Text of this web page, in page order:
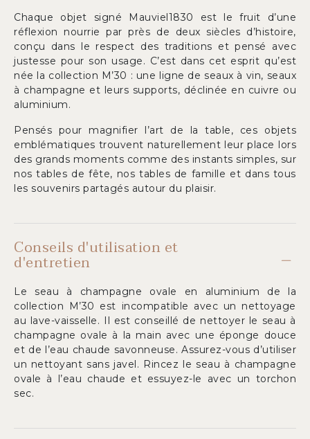
Chaque objet signé Mauviel1830 est le fruit d’une
réflexion nourrie par près de deux siècles d’histoire,
conçu dans le respect des traditions et pensé avec
justesse pour son usage. C’est dans cet esprit qu’est
née la collection M’30 : une ligne de seaux à vin, seaux
à champagne et leurs supports, déclinée en cuivre ou
aluminium.
Pensés pour magnifier l’art de la table, ces objets
emblématiques trouvent naturellement leur place lors
des grands moments comme des instants simples, sur
nos tables de fête, nos tables de famille et dans tous
les souvenirs partagés autour du plaisir.
Conseils d'utilisation et
d'entretien
Le seau à champagne ovale en aluminium de la
collection M’30 est incompatible avec un nettoyage
au lave-vaisselle. Il est conseillé de nettoyer le seau à
champagne ovale à la main avec une éponge douce
et de l’eau chaude savonneuse. Assurez-vous d’utiliser
un nettoyant sans javel. Rincez le seau à champagne
ovale à l’eau chaude et essuyez-le avec un torchon
sec.